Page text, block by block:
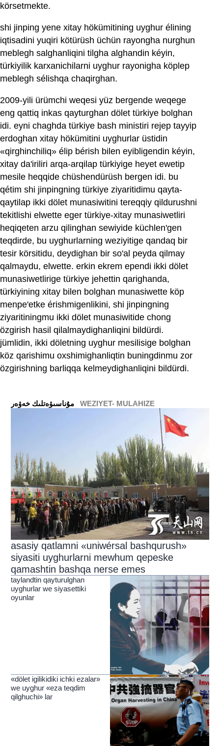
körsetmekte.
shi jinping yene xitay hökümitining uyghur élining
iqtisadini yuqiri kötürüsh üchün rayongha nurghun
meblegh salghanliqini tilgha alghandin kéyin,
türkiyilik karxanichilarni uyghur rayonigha köplep
meblegh sélishqa chaqirghan.
2009-yili ürümchi weqesi yüz bergende weqege
eng qattiq inkas qayturghan dölet türkiye bolghan
idi. eyni chaghda türkiye bash ministiri rejep tayyip
erdoghan xitay hökümitini uyghurlar üstidin
«qirghinchiliq» élip bérish bilen eyibligendin kéyin,
xitay da'iriliri arqa-arqilap türkiyige heyet ewetip
mesile heqqide chüshendürüsh bergen idi. bu
qétim shi jinpingning türkiye ziyaritidimu qayta-
qaytilap ikki dölet munasiwitini tereqqiy qildurushni
tekitlishi elwette eger türkiye-xitay munasiwetliri
heqiqeten arzu qilinghan sewiyide küchlen'gen
teqdirde, bu uyghurlarning weziyitige qandaq bir
tesir körsitidu, deydighan bir so'al peyda qilmay
qalmaydu, elwette. erkin ekrem ependi ikki dölet
munasiwetlirige türkiye jehettin qarighanda,
türkiyining xitay bilen bolghan munasiwette köp
menpe'etke érishmigenlikini, shi jinpingning
ziyaritiningmu ikki dölet munasiwitide chong
özgirish hasil qilalmaydighanliqini bildürdi.
jümlidin, ikki döletning uyghur mesilisige bolghan
köz qarishimu oxshimighanliqtin buningdinmu zor
özgirishning barliqqa kelmeydighanliqini bildürdi.
WEZIYET- MULAHIZE
asasiy qatlamni «uniwérsal bashqurush»
siyasiti uyghurlarni mewhum qepeske
qamashtin bashqa nerse emes
taylandtin qayturulghan
uyghurlar we siyasettiki
oyunlar
«dölet igilikidiki ichki ezalar»
we uyghur «eza teqdim
qilghuchi» lar